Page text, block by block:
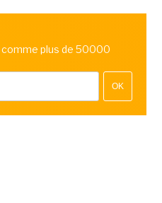
plus de 50000
OK